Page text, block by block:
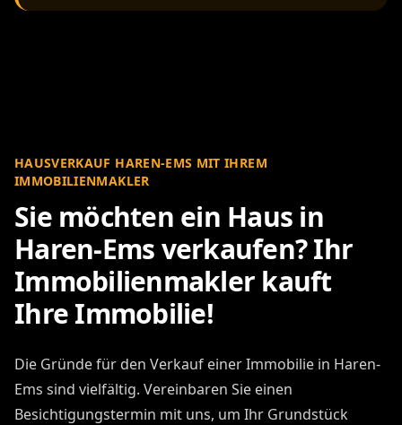
HAUSVERKAUF HAREN-EMS MIT IHREM
IMMOBILIENMAKLER
Sie möchten ein Haus in
Haren-Ems verkaufen? Ihr
Immobilienmakler kauft
Ihre Immobilie!
Die Gründe für den Verkauf einer Immobilie in Haren-
Ems sind vielfältig. Vereinbaren Sie einen
Besichtigungstermin mit uns, um Ihr Grundstück